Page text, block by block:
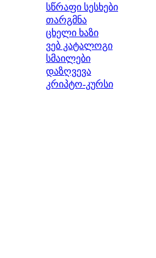
სწრაფი სესხები
თარგმნა
ცხელი ხაზი
ვებ კატალოგი
სმაილები
დაზღვევა
კრიპტო-კურსი